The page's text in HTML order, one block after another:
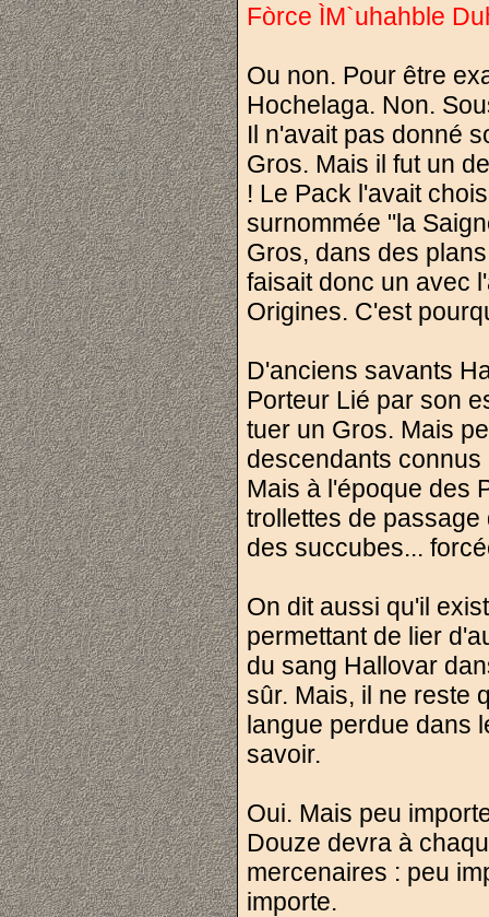
Fòrce ÌM`uhahble
Ou non. Pour être
Hochelaga. Non.
Il n'avait pas donné
Gros. Mais il fut un
! Le Pack l'avait
surnommée "la
Gros, dans des
faisait donc un avec
Origines. C'est
D'anciens savants
Porteur Lié par son
tuer un Gros. Mais
descendants
Mais à l'époque des
trollettes de
des succubes...
On dit aussi qu'il
permettant de lier
du sang Hallovar
sûr. Mais, il ne reste
langue perdue dans
savoir.
Oui. Mais peu
Douze devra à
mercenaires : peu
importe.